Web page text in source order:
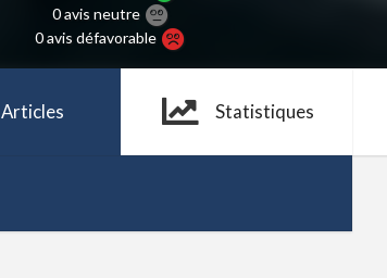
0 avis neutre
0 avisdéfavorable
Articles Statistiques